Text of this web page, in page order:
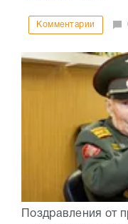
Комментарии
Поздравления от